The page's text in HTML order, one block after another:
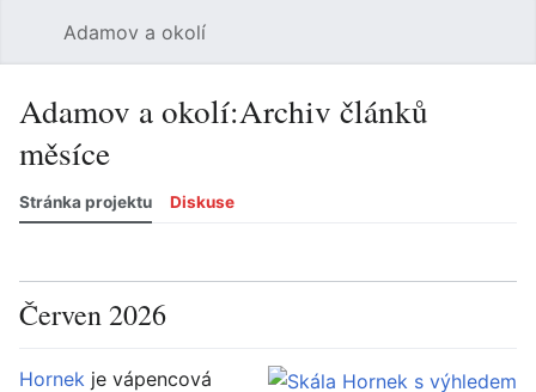
Adamov a okolí
Adamov a okolí:Archiv článků
měsíce
Stránka projektu Diskuse
Červen 2026
Hornek je vápencová